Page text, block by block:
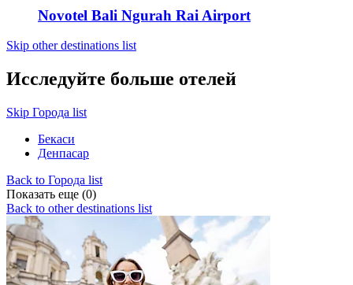
Novotel Bali Ngurah Rai Airport
Skip other destinations list
Исследуйте больше отелей
Skip Города list
Бекаси
Денпасар
Back to Города list
Показать еще (0)
Back to other destinations list